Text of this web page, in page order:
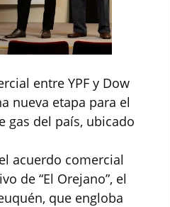
entre YPF y Dow
nueva etapa para el
gas del país, ubicado
acuerdo comercial
de “El Orejano”, el
que engloba